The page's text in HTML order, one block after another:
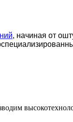
, начиная от